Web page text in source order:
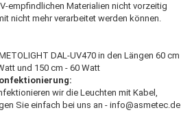
empfindlichen Materialien nicht vorzeitig
nicht mehr verarbeitet werden können.
DAL-UV470 in den Längen 60 cm
und 150 cm - 60 Watt
wir die Leuchten mit Kabel,
Sie einfach bei uns an - info@asmetec.de